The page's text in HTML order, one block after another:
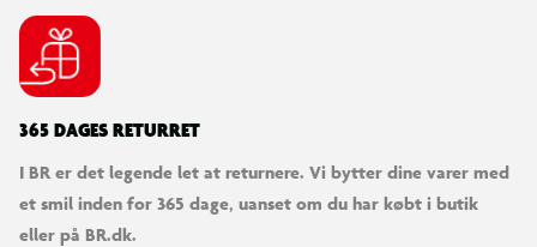
365 DAGES RETURRET
I BR er det legende let at returnere. Vi bytter dine varer med
et smil inden for 365 dage, uanset om du har købt i butik
eller på BR.dk.